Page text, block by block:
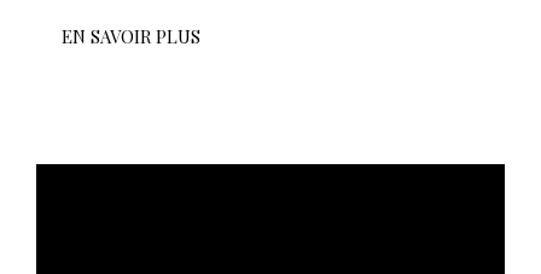
EN SAVOIR PLUS